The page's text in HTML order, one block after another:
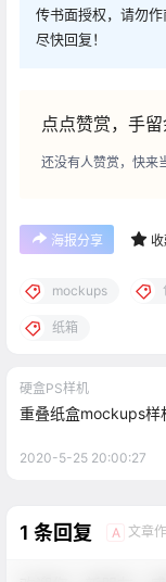
传书面授权，请勿
尽快回复！
点点赞赏，手
还没有人赞赏，快来
海报分享
mockups
纸箱
硬盒PS样机
重叠纸盒mockups样
2020-5-25 20:00:27
1 条回复 A 文章